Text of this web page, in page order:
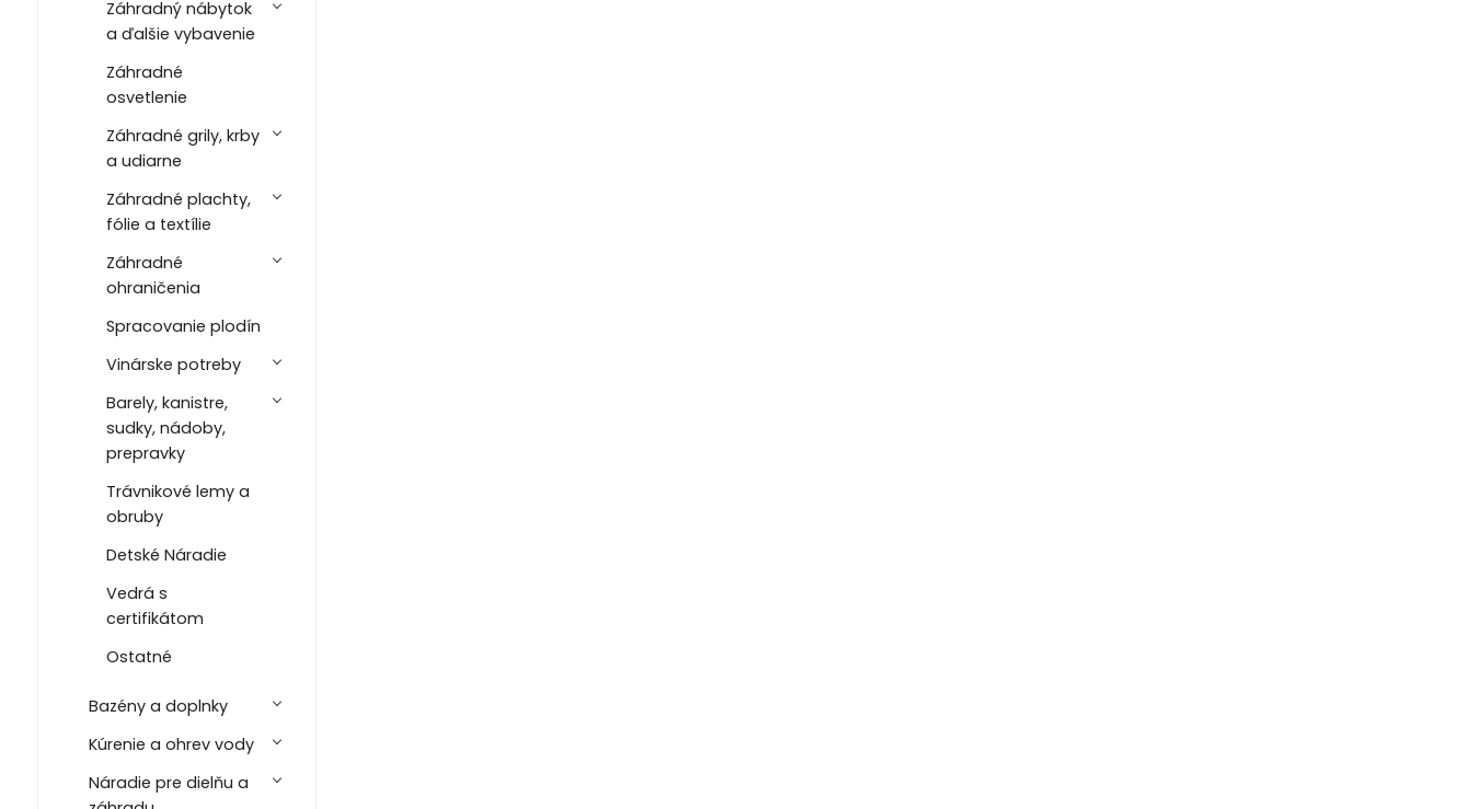
Záhradný nábytok
a ďalšie vybavenie
Záhradné
osvetlenie
Záhradné grily, krby
a udiarne
Záhradné plachty,
fólie a textílie
Záhradné
ohraničenia
Spracovanie plodín
Vinárske potreby
Barely, kanistre,
sudky, nádoby,
prepravky
Trávnikové lemy a
obruby
Detské Náradie
Vedrá s
certifikátom
Ostatné
Bazény a doplnky
Kúrenie a ohrev vody
Náradie pre dielňu a